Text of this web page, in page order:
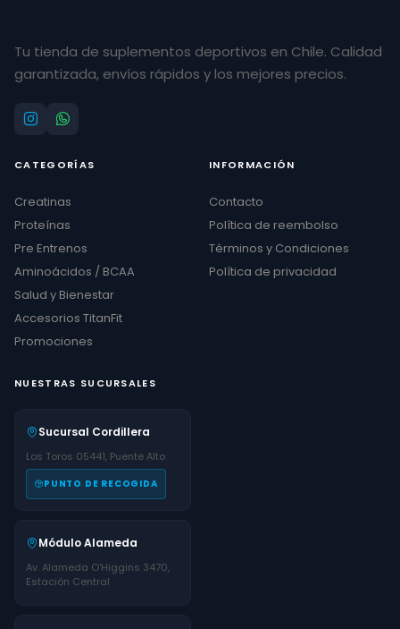
Tu tienda de suplementos deportivos en Chile. Calidad
garantizada, envíos rápidos y los mejores precios.
CATEGORÍAS
Creatinas
Proteínas
Pre Entrenos
Aminoácidos / BCAA
Salud y Bienestar
Accesorios TitanFit
Promociones
INFORMACIÓN
Contacto
Política de reembolso
Términos y Condiciones
Política de privacidad
NUESTRAS SUCURSALES
Sucursal Cordillera
Los Toros 05441, Puente Alto
PUNTO DE RECOGIDA
Módulo Alameda
Av. Alameda O'Higgins 3470,
Estación Central